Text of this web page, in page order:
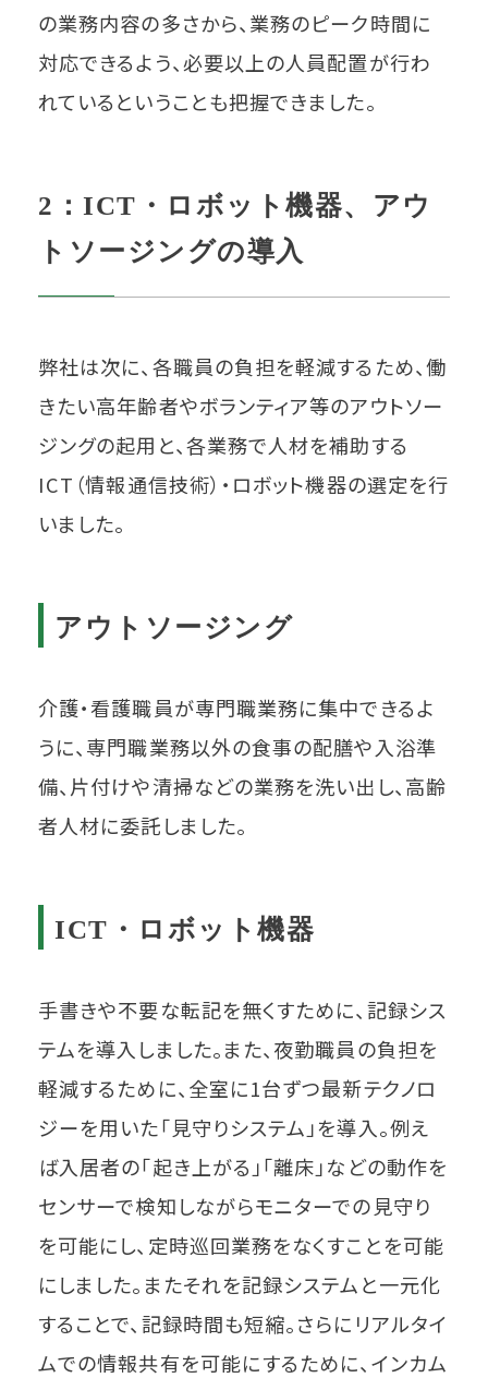
の業務内容の多さから、業務のピーク時間に
対応できるよう、必要以上の人員配置が行わ
れているということも把握できました。
2：ICT・ロボット機器、アウ
トソージングの導入
弊社は次に、各職員の負担を軽減するため、働
きたい高年齢者やボランティア等のアウトソー
ジングの起用と、各業務で人材を補助する
ICT（情報通信技術）・ロボット機器の選定を行
いました。
アウトソージング
介護・看護職員が専門職業務に集中できるよ
うに、専門職業務以外の食事の配膳や入浴準
備、片付けや清掃などの業務を洗い出し、高齢
者人材に委託しました。
ICT・ロボット機器
手書きや不要な転記を無くすために、記録シス
テムを導入しました。また、夜勤職員の負担を
軽減するために、全室に1台ずつ最新テクノロ
ジーを用いた「見守りシステム」を導入。例え
ば入居者の「起き上がる」「離床」などの動作を
センサーで検知しながらモニターでの見守り
を可能にし、定時巡回業務をなくすことを可能
にしました。またそれを記録システムと一元化
することで、記録時間も短縮。さらにリアルタイ
ムでの情報共有を可能にするために、インカム